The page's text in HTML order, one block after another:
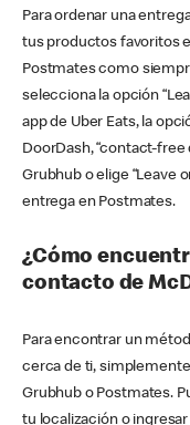
Para ordenar una
tus productos favoritos
Postmates como
selecciona la opción
app de Uber Eats, la
DoorDash, “contact-
Grubhub o elige “Leave
entrega en Postmates.
¿Cómo
contacto de
Para encontrar un
cerca de ti,
Grubhub o Postmates.
tu localización o